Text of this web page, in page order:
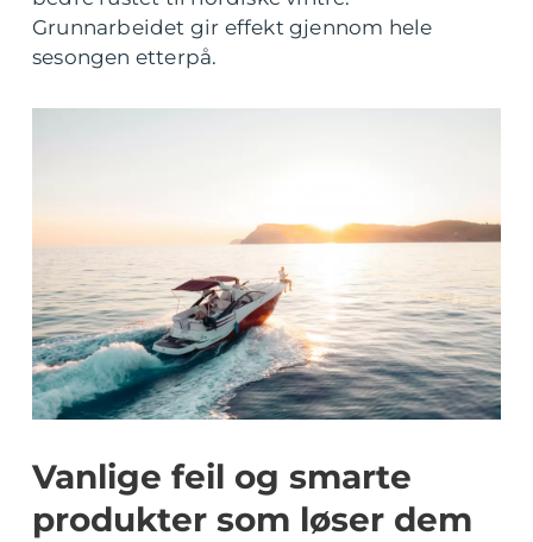
Grunnarbeidet gir effekt gjennom hele
sesongen etterpå.
Vanlige feil og smarte
produkter som løser dem